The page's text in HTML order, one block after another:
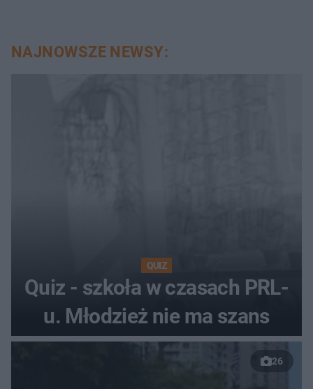
NAJNOWSZE NEWSY:
QUIZ
Quiz - szkoła w czasach PRL-
u. Młodzież nie ma szans
26